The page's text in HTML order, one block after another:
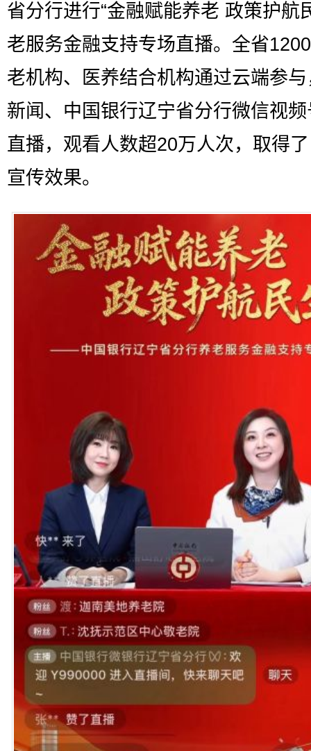
省分行进行“金融赋能养老 政策护航
老服务金融支持专场直播。全省
老机构、医养结合机构通过云端参
新闻、中国银行辽宁省分行微信视
直播，观看人数超20万人次，取得
宣传效果。